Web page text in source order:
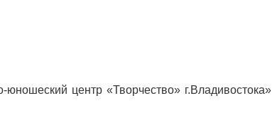
центр «Творчество» г.Владивостока»